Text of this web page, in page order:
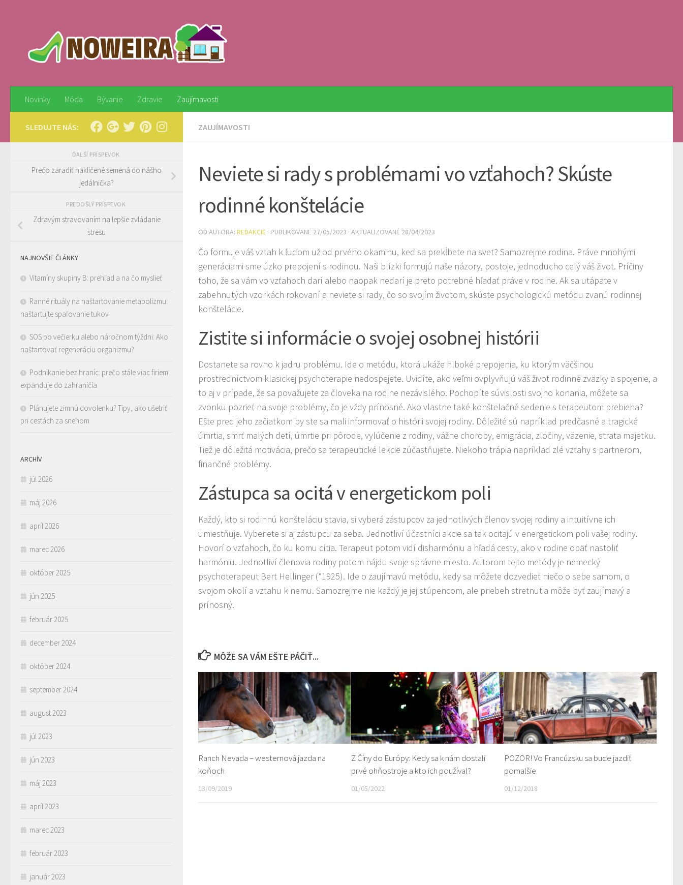
Novinky Móda Bývanie Zdravie Zaujímavosti
ZAUJÍMAVOSTI
Neviete si rady s problémami vo vzťahoch? Skúste
rodinné konštelácie
OD AUTORA: REDAKCIE · PUBLIKOVANÉ 27/05/2023 · AKTUALIZOVANÉ 28/04/2023
Čo formuje váš vzťah k ľuďom už od prvého okamihu, keď sa prekĺbete na svet? Samozrejme rodina. Práve mnohými
generáciami sme úzko prepojení s rodinou. Naši blízki formujú naše názory, postoje, jednoducho celý váš život. Príčiny
toho, že sa vám vo vzťahoch darí alebo naopak nedarí je preto potrebné hľadať práve v rodine. Ak sa utápate v
zabehnutých vzorkách rokovaní a neviete si rady, čo so svojím životom, skúste psychologickú metódu zvanú rodinnej
konštelácie.
Zistite si informácie o svojej osobnej histórii
Dostanete sa rovno k jadru problému. Ide o metódu, ktorá ukáže hlboké prepojenia, ku ktorým väčšinou
prostredníctvom klasickej psychoterapie nedospejete. Uvidíte, ako veľmi ovplyvňujú váš život rodinné zväzky a spojenie, a
to aj v prípade, že sa považujete za človeka na rodine nezávislého. Pochopíte súvislosti svojho konania, môžete sa
zvonku pozrieť na svoje problémy, čo je vždy prínosné. Ako vlastne také konštelačné sedenie s terapeutom prebieha?
Ešte pred jeho začiatkom by ste sa mali informovať o histórii svojej rodiny. Dôležité sú napríklad predčasné a tragické
úmrtia, smrť malých detí, úmrtie pri pôrode, vylúčenie z rodiny, vážne choroby, emigrácia, zločiny, väzenie, strata majetku.
Tiež je dôležitá motivácia, prečo sa terapeutické lekcie zúčastňujete. Niekoho trápia napríklad zlé vzťahy s partnerom,
finančné problémy.
Zástupca sa ocitá v energetickom poli
Každý, kto si rodinnú konšteláciu stavia, si vyberá zástupcov za jednotlivých členov svojej rodiny a intuitívne ich
umiestňuje. Vyberiete si aj zástupcu za seba. Jednotliví účastníci akcie sa tak ocitajú v energetickom poli vašej rodiny.
Hovorí o vzťahoch, čo ku komu cítia. Terapeut potom vidí disharmóniu a hľadá cesty, ako v rodine opäť nastoliť
harmóniu. Jednotliví členovia rodiny potom nájdu svoje správne miesto. Autorom tejto metódy je nemecký
psychoterapeut Bert Hellinger (*1925). Ide o zaujímavú metódu, kedy sa môžete dozvedieť niečo o sebe samom, o
svojom okolí a vzťahu k nemu. Samozrejme nie každý je jej stúpencom, ale priebeh stretnutia môže byť zaujímavý a
prínosný.
MÔŽE SA VÁM EŠTE PÁČIŤ...
Ranch Nevada – westernová jazda na
koňoch
13/09/2019
Z Číny do Európy: Kedy sa k nám dostali
prvé ohňostroje a kto ich používal?
01/05/2022
POZOR! Vo Francúzsku sa bude jazdiť
pomalšie
01/12/2018
SLEDUJTE NÁS:
ĎALŠÍ PRÍSPEVOK
Prečo zaradiť naklíčené semená do nášho
jedálnička?
PREDOŠLÝ PRÍSPEVOK
Zdravým stravovaním na lepšie zvládanie
stresu
NAJNOVŠIE ČLÁNKY
Vitamíny skupiny B: prehľad a na čo myslieť
Ranné rituály na naštartovanie metabolizmu:
naštartujte spaľovanie tukov
SOS po večierku alebo náročnom týždni: Ako
naštartovať regeneráciu organizmu?
Podnikanie bez hraníc: prečo stále viac firiem
expanduje do zahraničia
Plánujete zimnú dovolenku? Tipy, ako ušetriť
pri cestách za snehom
ARCHÍV
júl 2026
máj 2026
apríl 2026
marec 2026
október 2025
jún 2025
február 2025
december 2024
október 2024
september 2024
august 2023
júl 2023
jún 2023
máj 2023
apríl 2023
marec 2023
február 2023
január 2023